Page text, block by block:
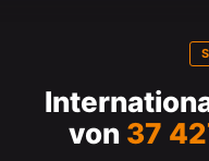
von 37